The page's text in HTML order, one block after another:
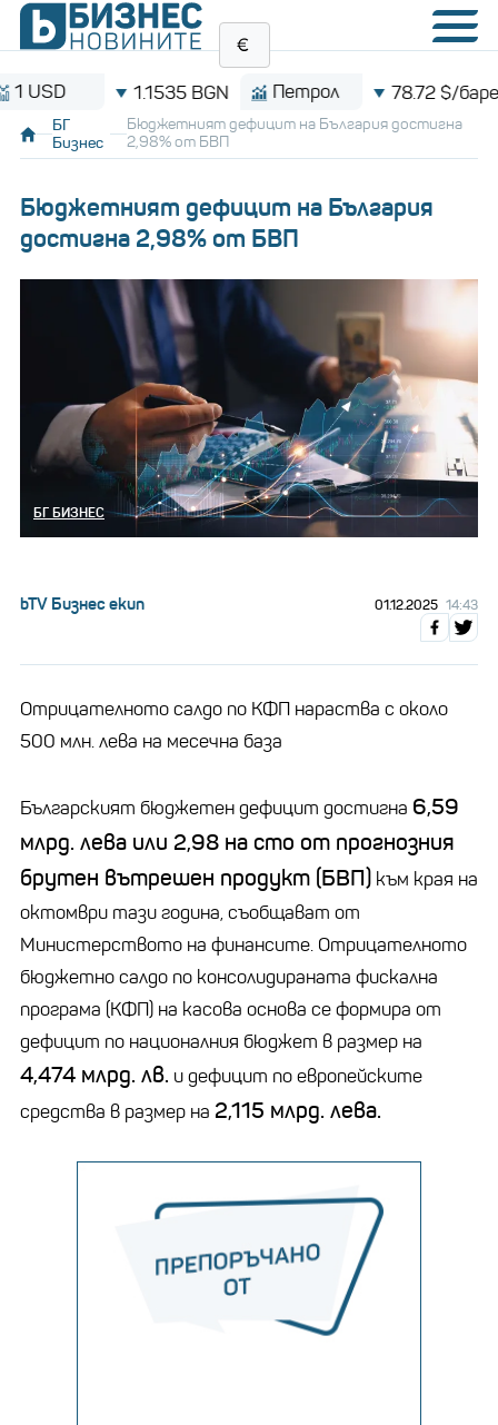
1.1535 BGN Петрол 78.72 $/барел
БГ
Бизнес
Бюджетният дефицит на България достигна
2,98% от БВП
Бюджетният дефицит на България
достигна 2,98% от БВП
БГ БИЗНЕС
bTV Бизнес екип 01.12.2025 14:43
Отрицателното салдо по КФП нараства с около
500 млн. лева на месечна база
Българският бюджетен дефицит достигна 6,59
млрд. лева или 2,98 на сто от прогнозния
брутен вътрешен продукт (БВП) към края на
октомври тази година, съобщават от
Министерството на финансите. Отрицателното
бюджетно салдо по консолидираната фискална
програма (КФП) на касова основа се формира от
дефицит по националния бюджет в размер на
4,474 млрд. лв. и дефицит по европейските
средства в размер на 2,115 млрд. лева.